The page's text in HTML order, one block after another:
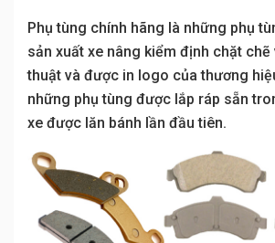
Phụ tùng chính hãng là những phụ
sản xuất xe nâng kiểm định chặt
thuật và được in logo của thương
những phụ tùng được lắp ráp sẵn
xe được lăn bánh lần đầu tiên.